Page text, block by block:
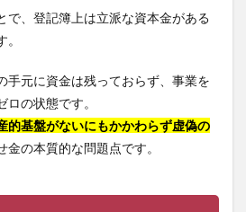
で、登記簿上は立派な資本金がある
手元に資金は残っておらず、事業を
の状態です。
的基盤がないにもかかわらず虚偽の
金の本質的な問題点です。